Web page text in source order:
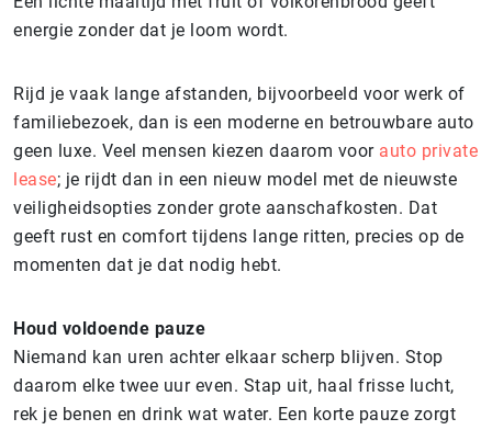
energie zonder dat je loom wordt.
Rijd je vaak lange afstanden, bijvoorbeeld voor werk of
familiebezoek, dan is een moderne en betrouwbare auto
geen luxe. Veel mensen kiezen daarom voor auto private
lease; je rijdt dan in een nieuw model met de nieuwste
veiligheidsopties zonder grote aanschafkosten. Dat
geeft rust en comfort tijdens lange ritten, precies op de
momenten dat je dat nodig hebt.
Houd voldoende pauze
Niemand kan uren achter elkaar scherp blijven. Stop
daarom elke twee uur even. Stap uit, haal frisse lucht,
rek je benen en drink wat water. Een korte pauze zorgt